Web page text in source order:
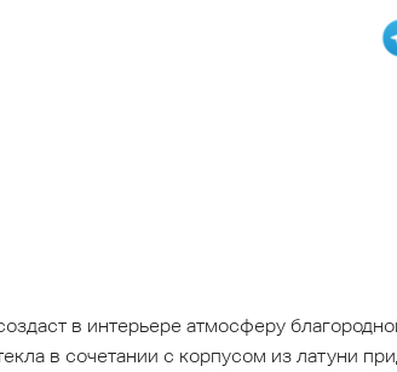
в интерьере атмосферу
в сочетании с корпусом из латуни